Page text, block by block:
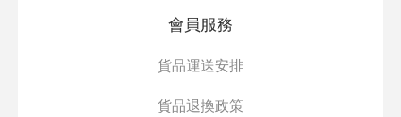
會員服務
貨品運送安排
貨品退換政策